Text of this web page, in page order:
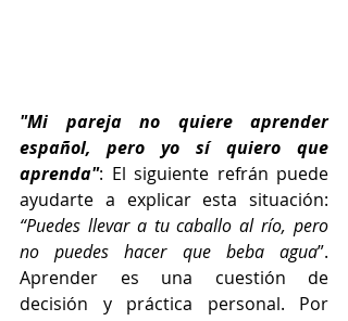
"Mi pareja no quiere aprender
español, pero yo sí quiero que
aprenda": El siguiente refrán puede
“Puedes llevar a tu caballo al río, pero
no puedes hacer que beba agua”.
Aprender es una cuestión de
decisión y práctica personal. Por